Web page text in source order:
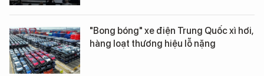
"Bong bóng" xe điện Trung Quốc xì hơi,
hàng loạt thương hiệu lỗ nặng